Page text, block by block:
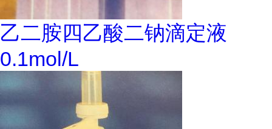
乙二胺四乙酸二钠滴定液
0.1mol/L